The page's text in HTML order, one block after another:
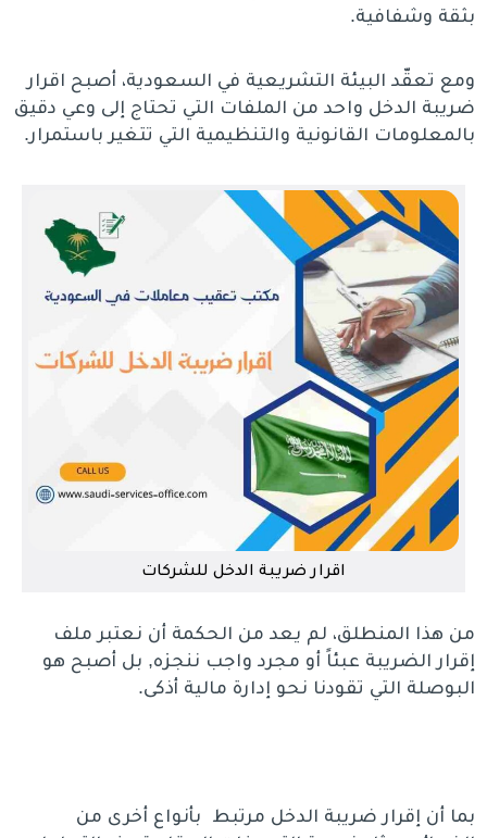
بثقة وشفافية.
ومع تعقّد البيئة التشريعية في السعودية، أصبح اقرار
ضريبة الدخل واحد من الملفات التي تحتاج إلى وعي دقيق
بالمعلومات القانونية والتنظيمية التي تتغير باستمرار.
اقرار ضريبة الدخل للشركات
من هذا المنطلق، لم يعد من الحكمة أن نعتبر ملف
إقرار الضريبة عبئاً أو مجرد واجب ننجزه, بل أصبح هو
البوصلة التي تقودنا نحو إدارة مالية أذكى.
بما أن إقرار ضريبة الدخل مرتبط بأنواع أخرى من